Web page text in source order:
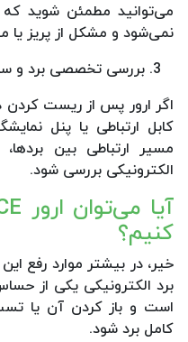
می‌توانید مطمئن شوید
نمی‌شود و مشکل از پریز
بررسی تخصصی برد و
اگر ارور پس از ریست کردن
کابل ارتباطی یا پنل
مسیر ارتباطی بین
الکترونیکی بررسی شود.
کنیم؟
خیر، در بیشتر موارد رفع
برد الکترونیکی یکی از
است و باز کردن آن یا
کامل برد شود.